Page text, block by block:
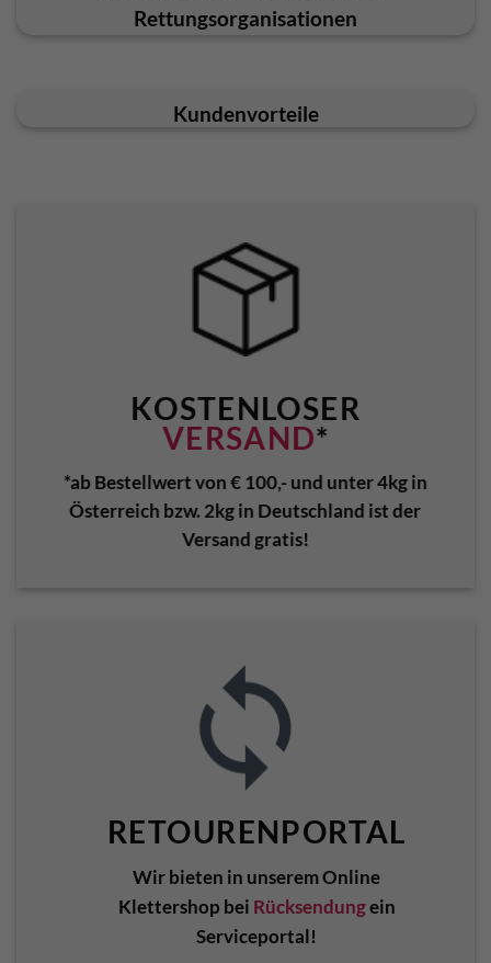
Rettungsorganisationen
Kundenvorteile
KOSTENLOSER
VERSAND*
*ab Bestellwert von € 100,- und unter 4kg in
Österreich bzw. 2kg in Deutschland ist der
Versand gratis!
RETOURENPORTAL
Wir bieten in unserem Online
Klettershop bei Rücksendungein
Serviceportal!